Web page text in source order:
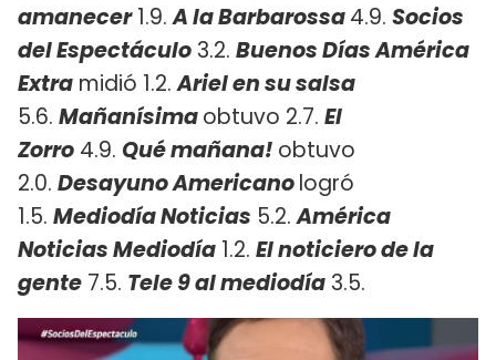
amanecer1.9.A la Barbarossa4.9. Socios
del Espectáculo 3.2. Buenos Días América
Extra midió 1.2.Ariel en su salsa
5.6. Mañanísimaobtuvo 2.7. El
Zorro 4.9. Qué mañana! obtuvo
2.0. Desayuno Americanologró
1.5. Mediodía Noticias 5.2.América
Noticias Mediodía 1.2. El noticiero de la
gente 7.5. Tele 9 al mediodía 3.5.